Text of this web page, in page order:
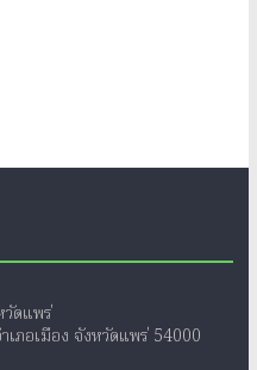
วัดแพร่
เภอเมือง จังหวัดแพร่ 54000